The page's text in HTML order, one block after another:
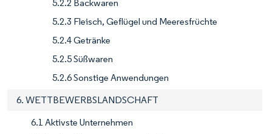
5.2.2 Backwaren
5.2.3 Fleisch, Geflügel und Meeresfrüchte
5.2.4 Getränke
5.2.5 Süßwaren
5.2.6 Sonstige Anwendungen
6. WETTBEWERBSLANDSCHAFT
6.1 Aktivste Unternehmen